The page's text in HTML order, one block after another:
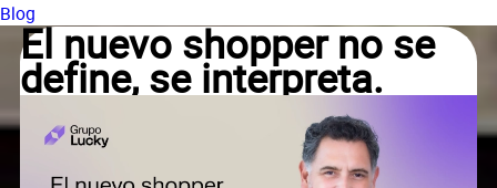
Blog
El nuevo shopper no se
define, se interpreta.